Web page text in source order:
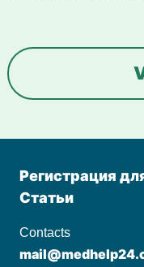
Регистрация
Статьи
Contacts